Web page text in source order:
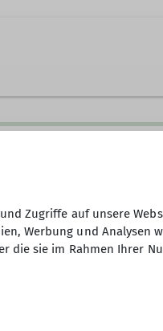
Zugriffe auf unsere
Werbung und Analysen
die sie im Rahmen Ihrer